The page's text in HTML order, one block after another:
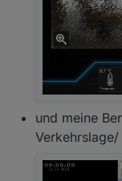
und meine